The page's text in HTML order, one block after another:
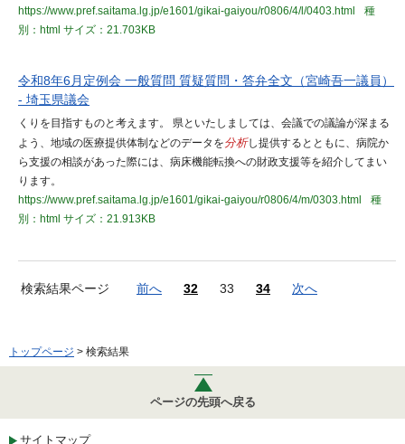
https://www.pref.saitama.lg.jp/e1601/gikai-gaiyou/r0806/4/l/0403.html
種
別：html サイズ：21.703KB
令和8年6月定例会 一般質問 質疑質問・答弁全文（宮崎吾一議員）
- 埼玉県議会
くりを目指すものと考えます。 県といたしましては、会議での議論が深まる
よう、地域の医療提供体制などのデータを分析し提供するとともに、病院か
ら支援の相談があった際には、病床機能転換への財政支援等を紹介してまい
ります。
https://www.pref.saitama.lg.jp/e1601/gikai-gaiyou/r0806/4/m/0303.html
種
別：html サイズ：21.913KB
検索結果ページ 前へ 32 33 34 次へ
トップページ > 検索結果
ページの先頭へ戻る
サイトマップ